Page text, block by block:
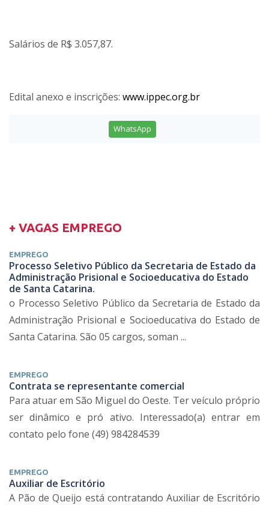
Salários de R$ 3.057,87.
Edital anexo e inscrições: www.ippec.org.br
WhatsApp
+ VAGAS EMPREGO
EMPREGO
Processo Seletivo Público da Secretaria de Estado da
Administração Prisional e Socioeducativa do Estado
de Santa Catarina.
o Processo Seletivo Público da Secretaria de Estado da
Administração Prisional e Socioeducativa do Estado de
Santa Catarina. São 05 cargos, soman ...
EMPREGO
Contrata se representante comercial
Para atuar em São Miguel do Oeste. Ter veículo próprio
ser dinâmico e pró ativo. Interessado(a) entrar em
contato pelo fone (49) 984284539
EMPREGO
Auxiliar de Escritório
A Pão de Queijo está contratando Auxiliar de Escritório